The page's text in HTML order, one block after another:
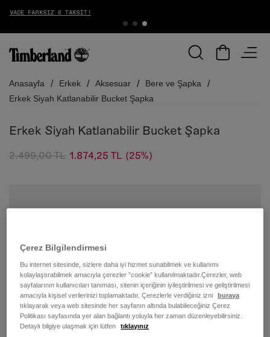
Anasayfa Erkek Aksesuar
Bere ve Şapka
Erkek Siyah Katlanabilir Bucket Şapka
Erkek Siyah Katlanabilir Bucket Şapka
2.499,00 TL 1.874,25 TL (25%)
Çerez Bilgilendirmesi
Bu internet sitesinde, sizlere daha iyi hizmet sunabilmek ve kullanımı
kolaylaştırabilmek amacıyla çerezler ”cookie” kullanılmaktadır.Çerezler, web
sayfalarının kullanıcıları tanıması, sitenin içeriğinin iyileştirilmesi ve geliştirilmesi
amacıyla kişisel verilerinizi toplamaktadır. Çerezlerle verdiğiniz izni
buraya
tıklayarak veya web sitesinde her sayfanın altında bulabileceğiniz Çerez
Politikası sayfasında yer alan bağlantı yoluyla her zaman düzenleyebilirsiniz.
Detaylı bilgiye ulaşmak için lütfen
tıklayınız